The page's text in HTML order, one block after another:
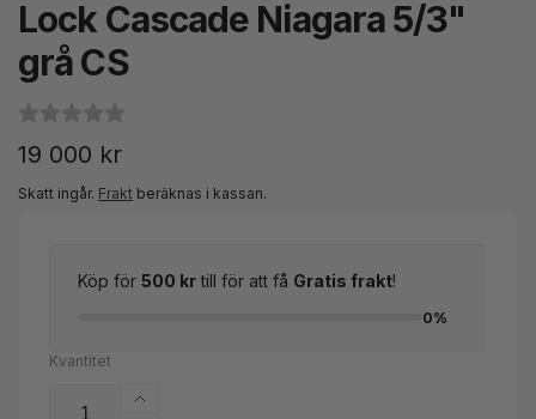
Lock Cascade Niagara 5/3"
grå CS
Ordinarie
pris
19 000 kr
Skatt ingår. Frakt beräknas i kassan.
Köp för 500 krtill för att få Gratis frakt!
0%
Kvantitet
Öka